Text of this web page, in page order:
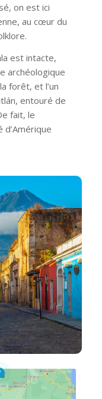
on est ici
au cœur du
est intacte,
archéologique
forêt, et l’un
entouré de
fait, le